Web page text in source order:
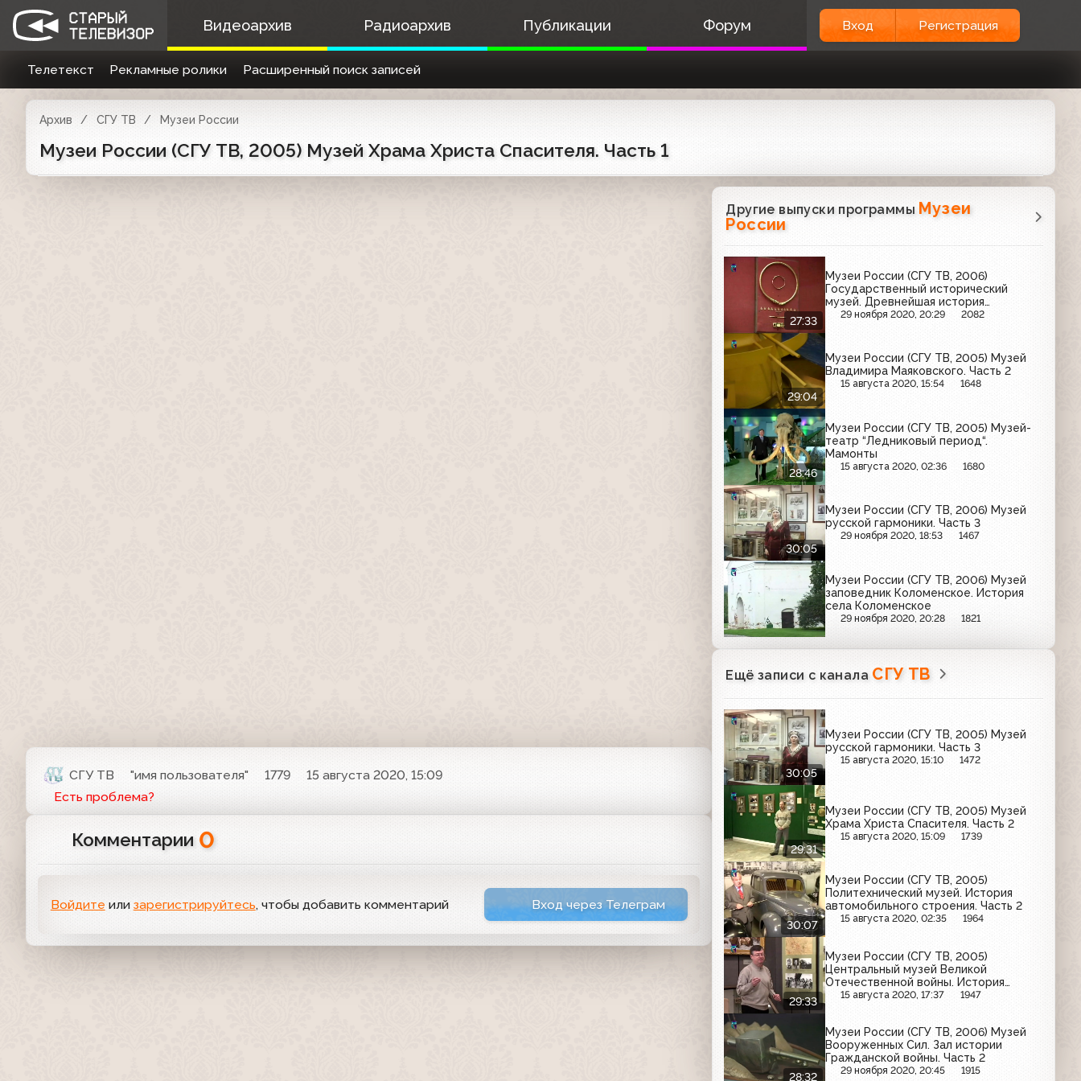
Видеоархив Радиоархив Публикации Форум Вход Регистрация
Телетекст Рекламные ролики Расширенный поиск записей
Архив СГУ ТВ Музеи России
Музеи России (СГУ ТВ, 2005) Музей Храма Христа Спасителя. Часть 1
СГУ ТВ "имя пользователя" 1779
15 августа 2020, 15:09
Есть проблема?
Комментарии 0
Войдите или зарегистрируйтесь, чтобы добавить комментарий Вход через Телеграм
Другие выпуски программы Музеи
России
27:33
Музеи России (СГУ ТВ, 2006)
Государственный исторический
музей. Древнейшая история
человечества. Передача 2
29 ноября 2020, 20:29 2082
29:04
Музеи России (СГУ ТВ, 2005) Музей
Владимира Маяковского. Часть 2
15 августа 2020, 15:54 1648
28:46
Музеи России (СГУ ТВ, 2005) Музей-
театр “Ледниковый период“.
Мамонты
15 августа 2020, 02:36 1680
30:05
Музеи России (СГУ ТВ, 2006) Музей
русской гармоники. Часть 3
29 ноября 2020, 18:53 1467
Музеи России (СГУ ТВ, 2006) Музей
заповедник Коломенское. История
села Коломенское
29 ноября 2020, 20:28 1821
Ещё записи с канала СГУ ТВ
30:05
Музеи России (СГУ ТВ, 2005) Музей
русской гармоники. Часть 3
15 августа 2020, 15:10 1472
29:31
Музеи России (СГУ ТВ, 2005) Музей
Храма Христа Спасителя. Часть 2
15 августа 2020, 15:09 1739
30:07
Музеи России (СГУ ТВ, 2005)
Политехнический музей. История
автомобильного строения. Часть 2
15 августа 2020, 02:35 1964
29:33
Музеи России (СГУ ТВ, 2005)
Центральный музей Великой
Отечественной войны. История
красной армии межвоенного
15 августа 2020, 17:37 1947
28:32
Музеи России (СГУ ТВ, 2006) Музей
Вооруженных Сил. Зал истории
Гражданской войны. Часть 2
29 ноября 2020, 20:45 1915